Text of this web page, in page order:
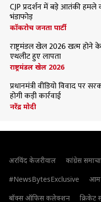
CJP प्रदर्शन में बड़े आतंकी हमले
भंडाफोड़
कॉकरोच जनता पार्टी
राष्ट्रमंडल खेल 2026 खत्म होने
एथलीट हुए लापता
राष्ट्रमंडल खेल 2026
प्रधानमंत्री वीडियो विवाद पर
होगी कड़ी कार्रवाई
नरेंद्र मोदी
अरविंद केजरीवाल कांग्रेस
#NewsBytesExclusive
आम
बॉक्स ऑफिस कलेक्शन
क्रिकेट